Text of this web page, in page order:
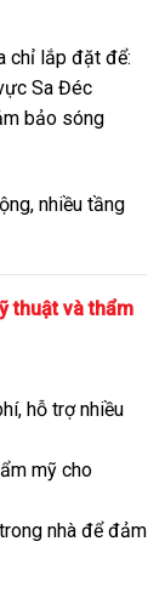
chỉ lắp đặt để:
Sa Đéc
bảo sóng
nhiều tầng
thuật và thẩm
hỗ trợ nhiều
mỹ cho
nhà để đảm